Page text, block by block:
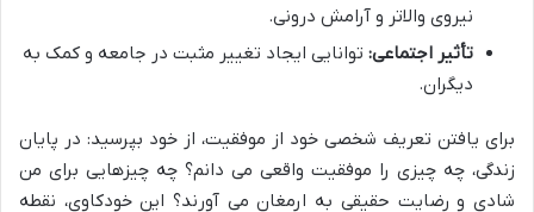
نیروی والاتر و آرامش درونی.
تأثیر اجتماعی: توانایی ایجاد تغییر مثبت در جامعه و کمک به
دیگران.
برای یافتن تعریف شخصی خود از موفقیت، از خود بپرسید: در پایان
زندگی، چه چیزی را موفقیت واقعی می دانم؟ چه چیزهایی برای من
شادی و رضایت حقیقی به ارمغان می آورند؟ این خودکاوی، نقطه